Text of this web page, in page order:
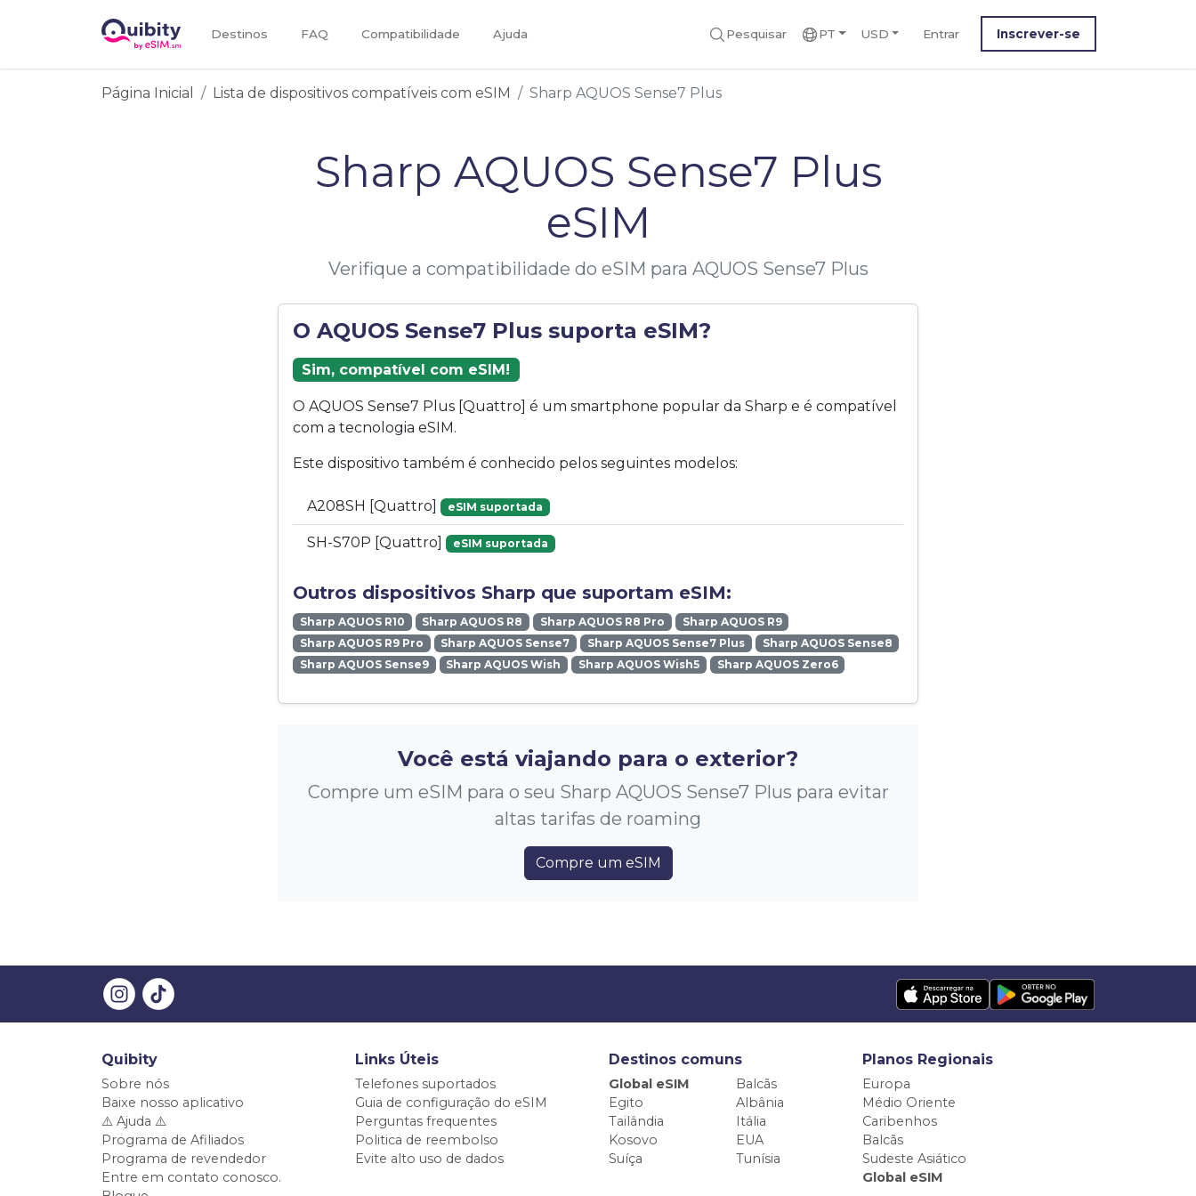
Destinos FAQ Compatibilidade Ajuda Pesquisar PT USD Entrar Inscrever-se
Página Inicial Lista de dispositivos compatíveis com eSIM Sharp AQUOS Sense7 Plus
Sharp AQUOS Sense7 Plus
eSIM
Verifique a compatibilidade do eSIM para AQUOS Sense7 Plus
O AQUOS Sense7 Plus suporta eSIM?
Sim, compatível com eSIM!
O AQUOS Sense7 Plus [Quattro] é um smartphone popular da Sharp e é compatível
com a tecnologia eSIM.
Este dispositivo também é conhecido pelos seguintes modelos:
A208SH [Quattro] eSIM suportada
SH-S70P [Quattro] eSIM suportada
Outros dispositivos Sharp que suportam eSIM:
Sharp AQUOS R10 Sharp AQUOS R8 Sharp AQUOS R8 Pro
Sharp AQUOS R9
Sharp AQUOS R9 Pro
Sharp AQUOS Sense7 Sharp AQUOS Sense7 Plus
Sharp AQUOS Sense8
Sharp AQUOS Sense9
Sharp AQUOS Wish Sharp AQUOS Wish5 Sharp AQUOS Zero6
Você está viajando para o exterior?
Compre um eSIM para o seu Sharp AQUOS Sense7 Plus para evitar
altas tarifas de roaming
Compre um eSIM
Quibity
Sobre nós
Baixe nosso aplicativo
⚠️ Ajuda ⚠️
Programa de Afiliados
Programa de revendedor
Entre em contato conosco.
Links Úteis
Telefones suportados
Guia de configuração do eSIM
Perguntas frequentes
Politica de reembolso
Evite alto uso de dados
Destinos comuns
Global eSIM
Balcãs
Egito
Albânia
Tailândia
Itália
Kosovo
EUA
Suíça
Tunísia
Planos Regionais
Europa
Médio Oriente
Caribenhos
Balcãs
Sudeste Asiático
Global eSIM